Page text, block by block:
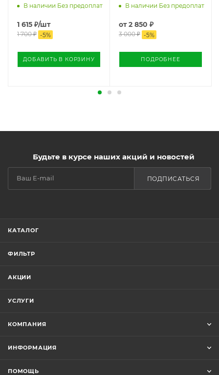
В наличии Без предоплат
1 615 ₽/шт
1 700₽ -5%
ДОБАВИТЬ В КОРЗИНУ
В наличии Без предоплат
от2 850 ₽
3 000 ₽ -5%
ПОДРОБНЕЕ
Будьте в курсе наших акций и новостей
ПОДПИСАТЬСЯ
КАТАЛОГ
ФИЛЬТР
АКЦИИ
УСЛУГИ
КОМПАНИЯ
ИНФОРМАЦИЯ
ПОМОЩЬ